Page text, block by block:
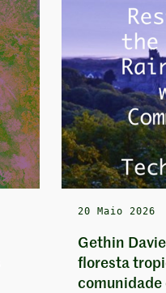
20 Maio 2026
Gethin
floresta
comunidade